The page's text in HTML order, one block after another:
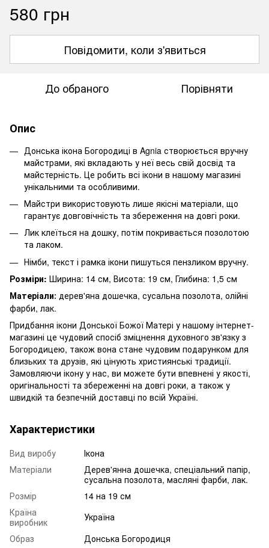
580 грн
Повідомити, коли з'явиться
До обраного Порівняти
Опис
Донська ікона Богородиці в Agnia створюється вручну
майстрами, які вкладають у неї весь свій досвід та
майстерність. Це робить всі ікони в нашому магазині
унікальними та особливими.
Майстри використовують лише якісні матеріали, що
гарантує довговічність та збереження на довгі роки.
Лик клеїться на дошку, потім покривається позолотою
та лаком.
Німби, текст і рамка ікони пишуться пензликом вручну.
Розміри: Ширина: 14 см, Висота: 19 см, Глибина: 1,5 см
Матеріали: дерев'яна дошечка, сусальна позолота, олійні
фарби, лак.
Придбання ікони Донської Божої Матері у нашому інтернет-
магазині це чудовий спосіб зміцнення духовного зв'язку з
Богородицею, також вона стане чудовим подарунком для
близьких та друзів, які цінують християнські традиції.
Замовляючи ікону у нас, ви можете бути впевнені у якості,
оригінальності та збереженні на довгі роки, а також у
швидкій та безпечній доставці по всій Україні.
Характеристики
Вид виробу
Ікона
Матеріали
Дерев'янна дошечка, спеціальний папір,
сусальна позолота, масляні фарби, лак.
Розмір
14 на 19 см
Країна
виробник
Україна
Образ
Донська Богородиця